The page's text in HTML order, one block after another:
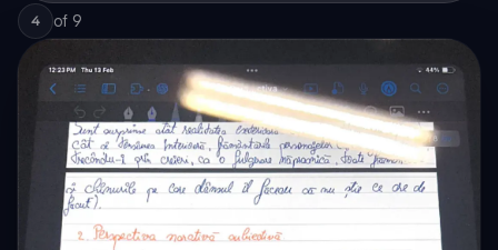
4 of 9